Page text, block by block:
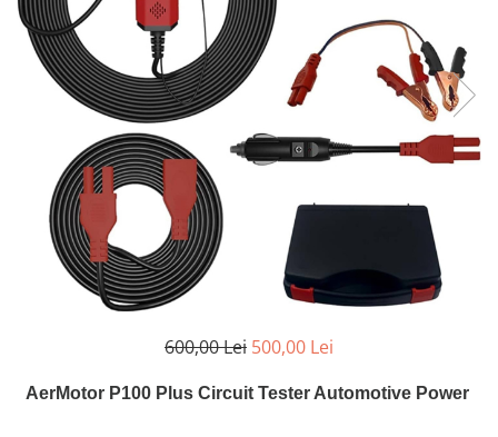
Testere multimarca
Testere Moto ATV
600,00 Lei 500,00 Lei
AerMotor P100 Plus Circuit Tester Automotive Power